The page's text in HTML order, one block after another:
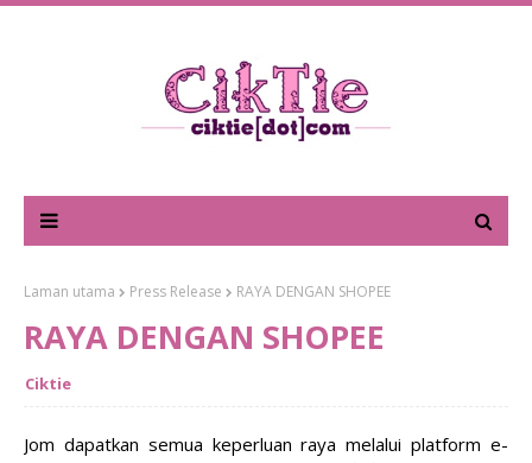
Laman utama Press Release RAYA DENGAN SHOPEE
RAYA DENGAN SHOPEE
Ciktie
Jom dapatkan semua keperluan raya melalui platform e-